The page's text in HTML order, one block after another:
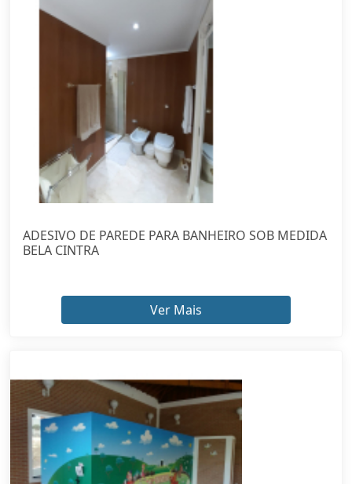
ADESIVO DE PAREDE PARA BANHEIRO SOB MEDIDA
BELA CINTRA
Ver Mais